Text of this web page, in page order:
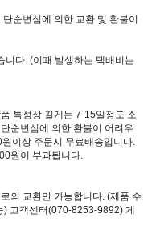
순변심에 의한 교환 및 환불이
니다. (이때 발생하는 택배비는
특성상 길게는 7-15일정도 소
순변심에 의한 환불이 어려우
이상 주문시 무료배송입니다.
원이 부과됩니다.
의 교환만 가능합니다. (제품 수
) 고객센터(070-8253-9892) 게